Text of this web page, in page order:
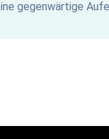
gegenwärtige